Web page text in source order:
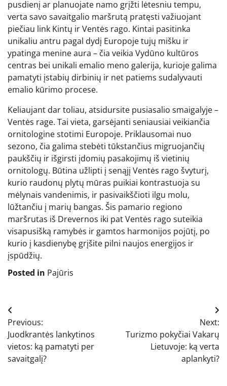
pusdienį ar planuojate namo grįžti lėtesniu tempu,
verta savo savaitgalio maršrutą pratęsti važiuojant
piečiau link Kintų ir Ventės rago. Kintai pasitinka
unikaliu antru pagal dydį Europoje tujų mišku ir
ypatinga menine aura – čia veikia Vydūno kultūros
centras bei unikali emalio meno galerija, kurioje galima
pamatyti įstabių dirbinių ir net patiems sudalyvauti
emalio kūrimo procese.
Keliaujant dar toliau, atsidursite pusiasalio smaigalyje –
Ventės rage. Tai vieta, garsėjanti seniausiai veikiančia
ornitologine stotimi Europoje. Priklausomai nuo
sezono, čia galima stebėti tūkstančius migruojančių
paukščių ir išgirsti įdomių pasakojimų iš vietinių
ornitologų. Būtina užlipti į senąjį Ventės rago švyturį,
kurio raudonų plytų mūras puikiai kontrastuoja su
mėlynais vandenimis, ir pasivaikščioti ilgu molu,
lūžtančiu į marių bangas. Šis pamario regiono
maršrutas iš Drevernos iki pat Ventės rago suteikia
visapusišką ramybės ir gamtos harmonijos pojūtį, po
kurio į kasdienybę grįšite pilni naujos energijos ir
įspūdžių.
Posted in Pajūris
Navigacija
tarp
įrašų
Previous:
Juodkrantės lankytinos
vietos: ką pamatyti per
savaitgalį?
Next:
Turizmo pokyčiai Vakarų
Lietuvoje: ką verta
aplankyti?